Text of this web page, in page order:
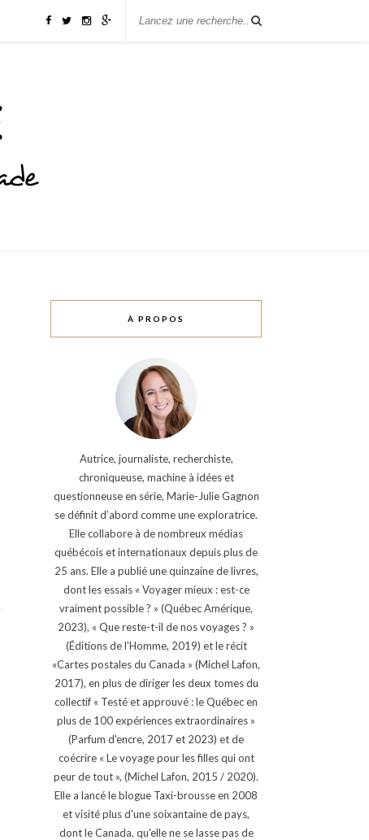
À PROPOS
Autrice, journaliste, recherchiste,
chroniqueuse, machine à idées et
questionneuse en série, Marie-Julie Gagnon
se définit d’abord comme une exploratrice.
Elle collabore à de nombreux médias
québécois et internationaux depuis plus de
25 ans. Elle a publié une quinzaine de livres,
dont les essais « Voyager mieux : est-ce
vraiment possible ? » (Québec Amérique,
2023), « Que reste-t-il de nos voyages ? »
(Éditions de l'Homme, 2019) et le récit
«Cartes postales du Canada » (Michel Lafon,
2017), en plus de diriger les deux tomes du
collectif « Testé et approuvé : le Québec en
plus de 100 expériences extraordinaires »
(Parfum d'encre, 2017 et 2023) et de
coécrire « Le voyage pour les filles qui ont
peur de tout », (Michel Lafon, 2015 / 2020).
Elle a lancé le blogue Taxi-brousse en 2008
et visité plus d'une soixantaine de pays,
dont le Canada, qu'elle ne se lasse pas de